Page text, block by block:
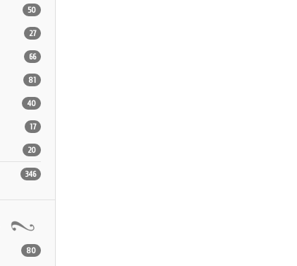
50
27
66
81
40
17
20
346
80